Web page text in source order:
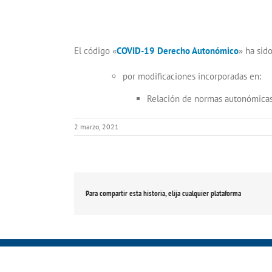
El código «COVID-19 Derecho Autonómico» ha
por modificaciones incorporadas en:
Relación de normas
2 marzo, 2021
Para compartir esta historia, elija cualquier plataforma